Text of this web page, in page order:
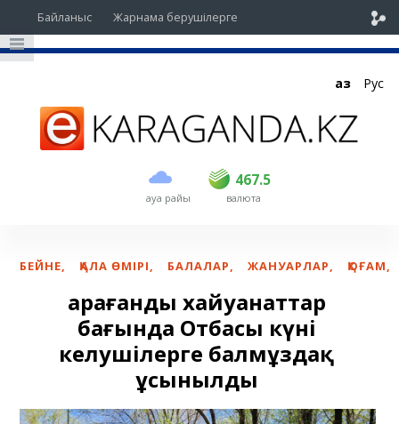
Байланыс Жарнама берушілерге
Қаз Рус
ауа райы
467.5
USD 466 467.5
EUR валюта
БЕЙНЕ, ҚАЛА ӨМІРІ, БАЛАЛАР, ЖАНУАРЛАР, ҚОҒАМ,
Қарағанды хайуанаттар
бағында Отбасы күні
келушілерге балмұздақ
ұсынылды